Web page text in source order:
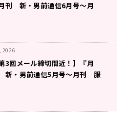
月刊 新・男前通信6月号～月
2026
第3回メール締切間近！】『月
・男前通信5月号～月刊 服